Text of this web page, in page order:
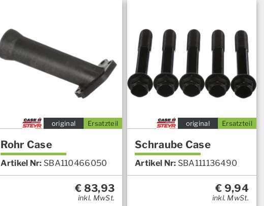
Ersatzteil
original
Rohr Case
Artikel Nr: SBA110466050
€ 83,93
inkl. MwSt.
Ersatzteil
original
Schraube Case
Artikel Nr: SBA111136490
€ 9,94
inkl. MwSt.